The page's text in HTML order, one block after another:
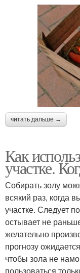
читать дальше →
Как
участке.
Собирать золу
всякий раз, когда
участке. Следует
остывает не
желательно
прогнозу
чтобы зола не
пользоваться